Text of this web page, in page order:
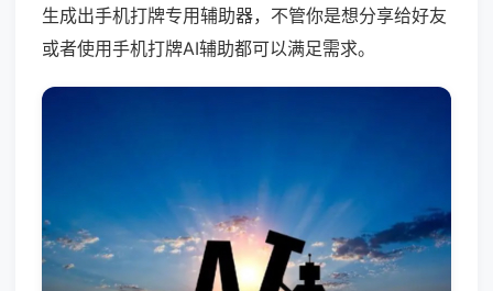
生成出手机打牌专用辅助器，不管你是想分享给好友
或者使用手机打牌AI辅助都可以满足需求。